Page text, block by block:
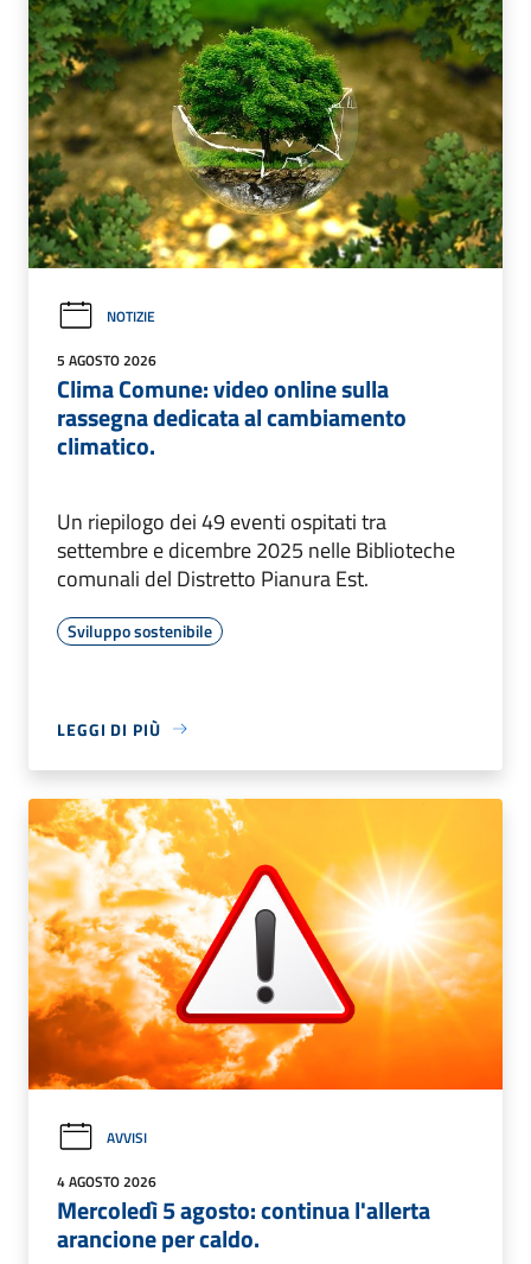
NOTIZIE
5 AGOSTO 2026
Clima Comune: video online sulla
rassegna dedicata al cambiamento
climatico.
Un riepilogo dei 49 eventi ospitati tra
settembre e dicembre 2025 nelle Biblioteche
comunali del Distretto Pianura Est.
Sviluppo sostenibile
LEGGI DI PIÙ
AVVISI
4 AGOSTO 2026
Mercoledì 5 agosto: continua l'allerta
arancione per caldo.